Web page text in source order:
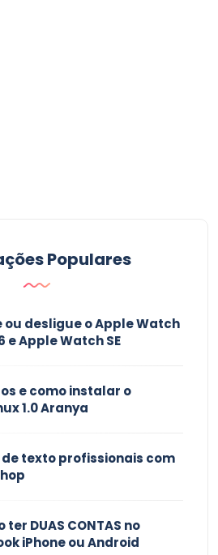
Populares
ou desligue o Apple Watch
e Apple Watch SE
e como instalar o
1.0 Aranya
de texto profissionais com
ter DUAS CONTAS no
iPhone ou Android